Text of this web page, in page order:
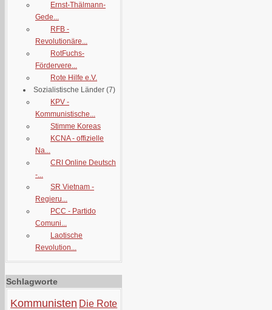
Ernst-Thälmann-
Gede...
RFB -
Revolutionäre...
RotFuchs-
Fördervere...
Rote Hilfe e.V.
Sozialistische Länder (7)
KPV -
Kommunistische...
Stimme Koreas
KCNA - offizielle
Na...
CRI Online Deutsch
-...
SR Vietnam -
Regieru...
PCC - Partido
Comuni...
Laotische
Revolution...
Schlagworte
Kommunisten Die Rote